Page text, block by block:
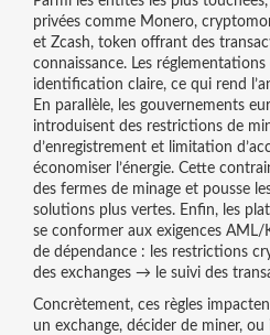
privées comme Monero,
et Zcash, token offrant des
connaissance. Les
identification claire, ce qui rend
En parallèle, les gouvernements
introduisent des restrictions de
d’enregistrement et limitation
économiser l’énergie. Cette
des fermes de minage et pousse
solutions plus vertes. Enfin, les
se conformer aux exigences AML/
de dépendance : les restrictions
des exchanges → le suivi des
Concrètement, ces règles
un exchange, décider de miner,